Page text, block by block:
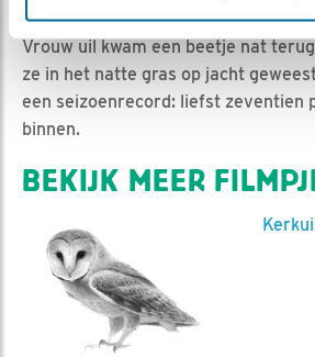
Vrouw uil kwam een beetje nat
ze in het natte gras op jacht
een seizoenrecord: liefst zeventien
binnen.
BEKIJK MEER